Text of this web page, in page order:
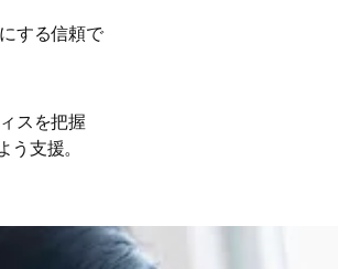
する信頼で
スを把握
支援。